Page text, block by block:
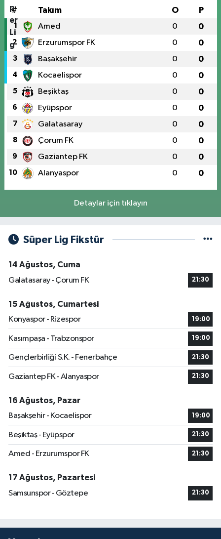
# Takım O P
1 Amed 0 0
2 Erzurumspor FK 0 0
3 Başakşehir 0 0
4 Kocaelispor 0 0
5 Beşiktaş 0 0
6 Eyüpspor 0 0
7 Galatasaray 0 0
8 Çorum FK 0 0
9 Gaziantep FK 0 0
10 Alanyaspor 0 0
Detaylar için tıklayın
Süper Lig Fikstür
14 Ağustos, Cuma
Galatasaray - Çorum FK
21:30
15 Ağustos, Cumartesi
Konyaspor - Rizespor
19:00
Kasımpaşa - Trabzonspor 19:00
Gençlerbirliği S.K. - Fenerbahçe 21:30
Gaziantep FK - Alanyaspor 21:30
16 Ağustos, Pazar
Başakşehir - Kocaelispor
19:00
Beşiktaş - Eyüpspor 21:30
Amed - Erzurumspor FK 21:30
17 Ağustos, Pazartesi
Samsunspor - Göztepe
21:30